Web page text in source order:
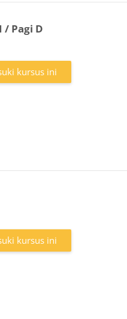
/ Pagi D
kursus ini
kursus ini